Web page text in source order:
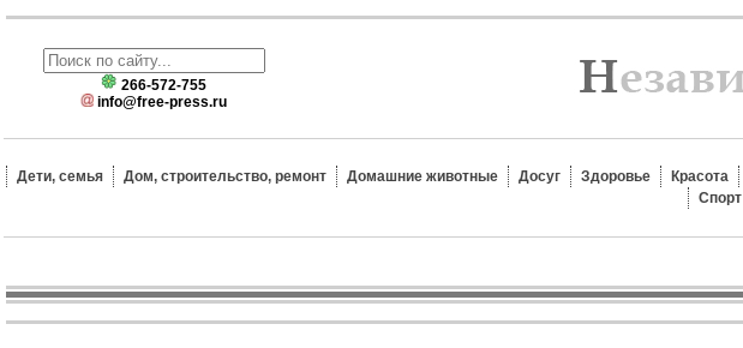
266-572-755
info@free-press.ru
Дети, семья Дом, строительство, ремонт Домашние животные Досуг Здоровье Красота
Спорт